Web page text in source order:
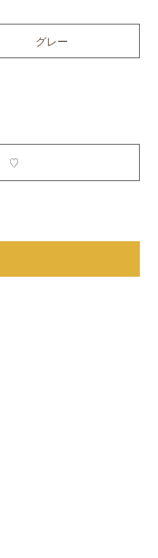
グレー